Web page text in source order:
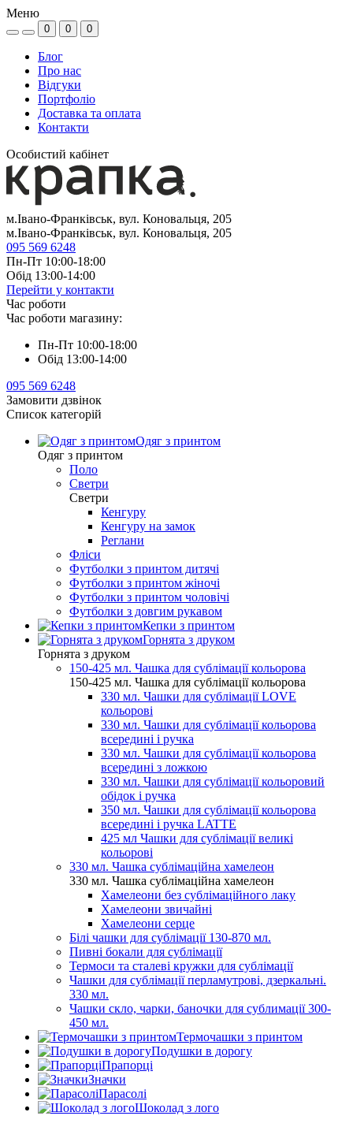
Меню
0 0 0
Блог
Про нас
Відгуки
Портфоліо
Доставка та оплата
Контакти
Особистий кабінет
м.Івано-Франківськ, вул. Коновальця, 205
м.Івано-Франківськ, вул. Коновальця, 205
095 569 6248
Пн-Пт 10:00-18:00
Обід 13:00-14:00
Перейти у контакти
Час роботи
Час роботи магазину:
Пн-Пт 10:00-18:00
Обід 13:00-14:00
095 569 6248
Замовити дзвінок
Список категорій
Одяг з принтом
Одяг з принтом
Поло
Светри
Светри
Кенгуру
Кенгуру на замок
Реглани
Фліси
Футболки з принтом дитячі
Футболки з принтом жіночі
Футболки з принтом чоловічі
Футболки з довгим рукавом
Кепки з принтом
Горнята з друком
Горнята з друком
150-425 мл. Чашка для сублімації кольорова
150-425 мл. Чашка для сублімації кольорова
330 мл. Чашки для сублімації LOVE
кольорові
330 мл. Чашки для сублімації кольорова
всередині і ручка
330 мл. Чашки для сублімації кольорова
всередині з ложкою
330 мл. Чашки для сублімації кольоровий
обідок і ручка
350 мл. Чашки для сублімації кольорова
всередині і ручка LATTE
425 мл Чашки для сублімації великі
кольорові
330 мл. Чашка сублімаційна хамелеон
330 мл. Чашка сублімаційна хамелеон
Хамелеони без сублімаційного лаку
Хамелеони звичайні
Хамелеони серце
Білі чашки для сублімації 130-870 мл.
Пивні бокали для сублімації
Термоси та сталеві кружки для сублімації
Чашки для сублімації перламутрові, дзеркальні.
330 мл.
Чашки скло, чарки, баночки для сублимації 300-
450 мл.
Термочашки з принтом
Подушки в дорогу
Прапорці
Значки
Парасолі
Шоколад з лого